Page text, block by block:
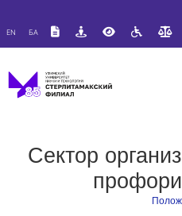
Размер шрифта:
EN БА
Сектор